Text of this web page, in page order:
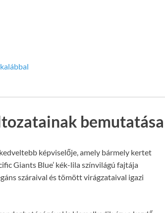
bemutatása
képviselője, amely bármely kertet
Giants Blue’ kék-lila színvilágú fajtája
száraival és tömött virágzataival igazi